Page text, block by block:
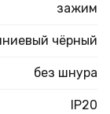
зажим
чёрный
без шнура
IP20